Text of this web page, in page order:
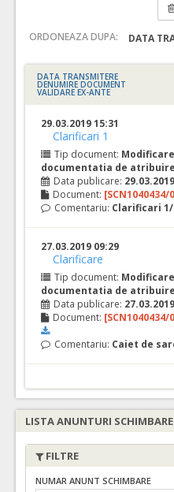
ORDONEAZA DUPA: DATA
DATA TRANSMITERE
DENUMIRE DOCUMENT
VALIDARE EX-ANTE
29.03.2019 15:31
Clarificari 1
Tip document:
documentatia de
Data publicare:
Document: [SCN1040434/
Comentariu: Clarificari 1/
27.03.2019 09:29
Clarificare
Tip document:
documentatia de
Data publicare:
Document: [SCN1040434/
Comentariu: Caiet de
LISTA ANUNTURI
FILTRE
NUMAR ANUNT SCHIMBARE